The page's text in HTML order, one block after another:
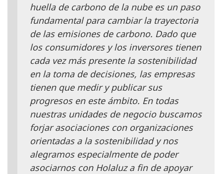
huella de carbono de la nube es un paso
fundamental para cambiar la trayectoria
de las emisiones de carbono. Dado que
los consumidores y los inversores tienen
cada vez más presente la sostenibilidad
en la toma de decisiones, las empresas
tienen que medir y publicar sus
progresos en este ámbito. En todas
nuestras unidades de negocio buscamos
forjar asociaciones con organizaciones
orientadas a la sostenibilidad y nos
alegramos especialmente de poder
asociarnos con Holaluz a fin de apoyar